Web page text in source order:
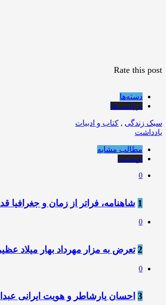
Rate this post
دسته‌ها
برچسب‌ها
سبک زندگی , کتاب و ادبیات
یادداشت
مطالب مشابه
نویسنده
0
1 شاهنامه، فراتر از زمان و
0
2 تعرض به مزار مهرداد بهار میلاد
0
3 احسان یارشاطر و هویت ایرانی